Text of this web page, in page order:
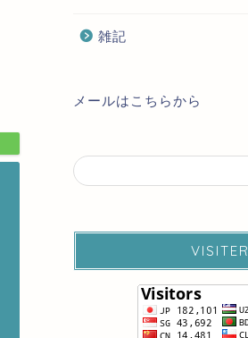
雑記
メールはこちらから
VISITER